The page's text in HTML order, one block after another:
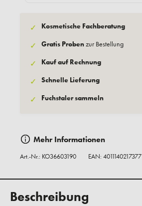
✓ Kosmetische Fachberatung
✓ Gratis Probenzur Bestellung
✓ Kauf auf Rechnung
✓ Schnelle Lieferung
✓ Fuchstaler sammeln
Mehr Informationen
Art.-Nr.: KO36603190 EAN: 4011140217377
Beschreibung